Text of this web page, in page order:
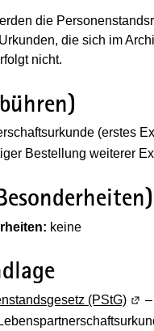
die
die sich im
nicht.
(erstes
Bestellung weiterer
Fenster geöffnet)
keine
(PStG)